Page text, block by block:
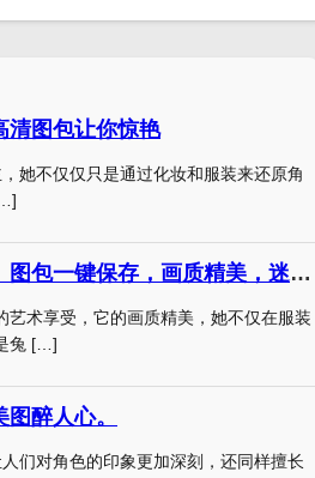
清图包让你惊艳
她不仅仅只是通过化妆和服装来还原角
超高清《阿包也是兔娘崔斯坦》图包一键保存，画质精美，迷人十足
艺术享受，它的画质精美，她不仅在服装
兔 […]
醉人心。
们对角色的印象更加深刻，还同样擅长